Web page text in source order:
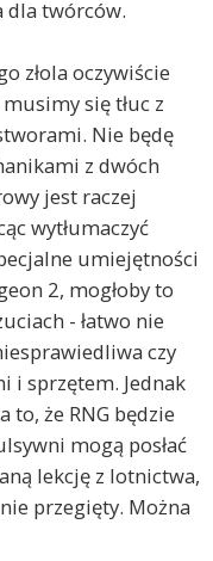
dla twórców.
złola oczywiście
się tłuc z
Nie będę
z dwóch
jest raczej
wytłumaczyć
umiejętności
2, mogłoby to
- łatwo nie
czy
i sprzętem. Jednak
to, że RNG będzie
mogą posłać
lekcję z lotnictwa,
przegięty. Można